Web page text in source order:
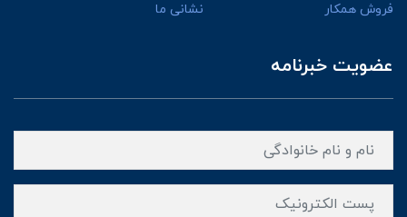
فروش همکار
نشانی ما
عضویت خبرنامه